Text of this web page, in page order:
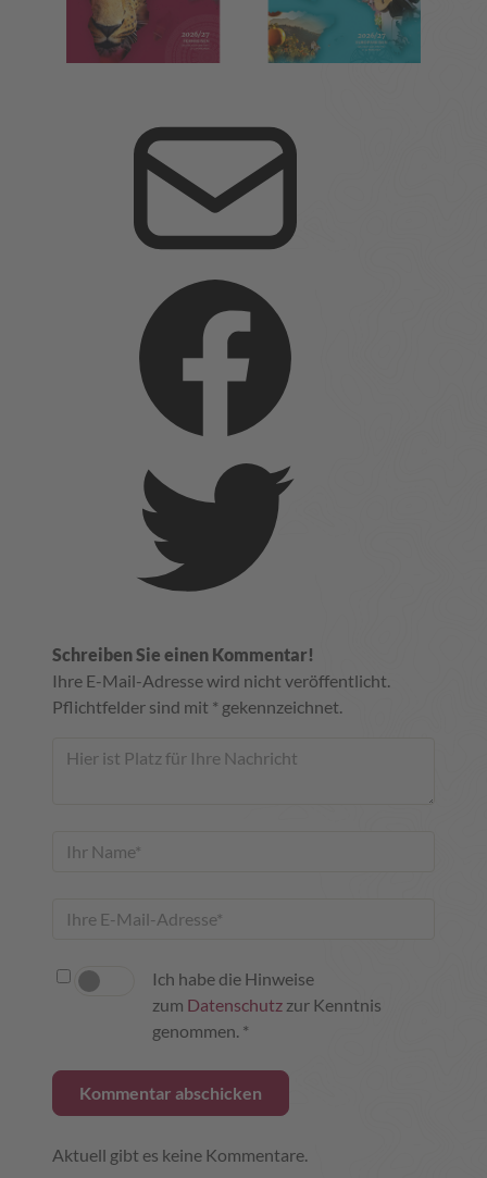
Schreiben Sie einen Kommentar!
Ihre E-Mail-Adresse wird nicht veröffentlicht.
Pflichtfelder sind mit * gekennzeichnet.
Ich habe die Hinweise
zum Datenschutz zur Kenntnis
genommen. *
Aktuell gibt es keine Kommentare.